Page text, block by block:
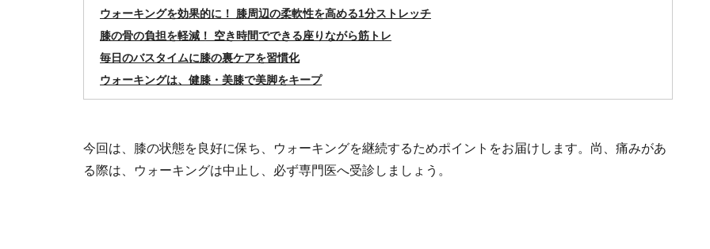
ウォーキングを効果的に！ 膝周辺の柔軟性を高める1分ストレッチ
膝の骨の負担を軽減！ 空き時間でできる座りながら筋トレ
毎日のバスタイムに膝の裏ケアを習慣化
ウォーキングは、健膝・美膝で美脚をキープ
今回は、膝の状態を良好に保ち、ウォーキングを継続するためポイントをお届けします。尚、痛みがあ
る際は、ウォーキングは中止し、必ず専門医へ受診しましょう。